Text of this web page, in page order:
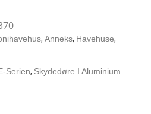
, Anneks, Havehuse,
Serien, Skydedøre I Aluminium